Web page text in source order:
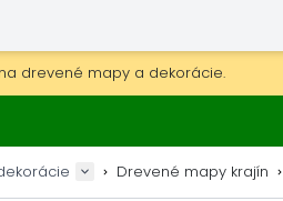
nad 49 €.
drevené mapy a dekorácie.
Drevené mapy krajín